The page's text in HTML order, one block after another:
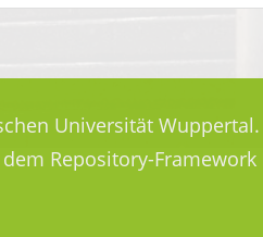
Universität Wuppertal.
Repository-Framework